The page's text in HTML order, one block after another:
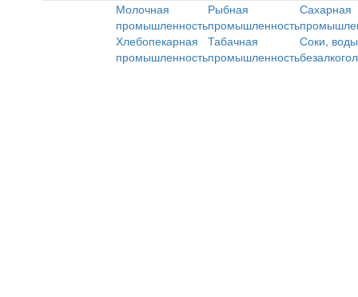
Молочная
промышленность
Рыбная
промышленность
Сахарная
Хлебопекарная
промышленность
Табачная
промышленность
Соки,